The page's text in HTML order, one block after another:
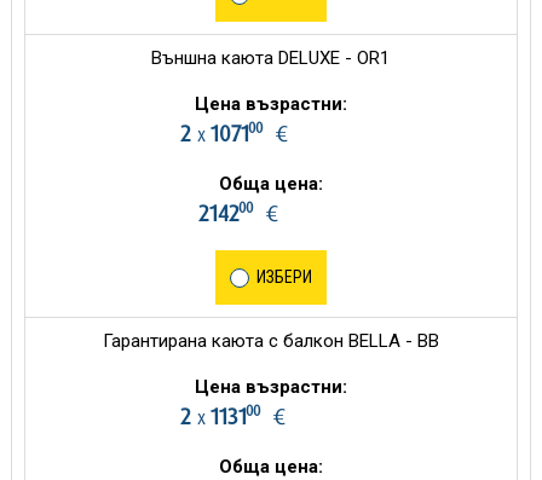
Външна каюта DELUXE - OR1
Цена възрастни:
2 х 107100€
Обща цена:
214200€
ИЗБЕРИ
Гарантирана каюта с балкон BELLA - BB
Цена възрастни:
2 х 113100€
Обща цена: